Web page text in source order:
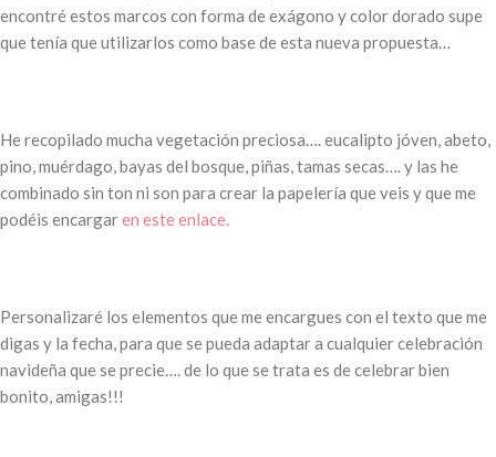
encontré estos marcos con forma de exágono y color dorado supe
que tenía que utilizarlos como base de esta nueva propuesta…
He recopilado mucha vegetación preciosa…. eucalipto jóven, abeto,
pino, muérdago, bayas del bosque, piñas, tamas secas…. y las he
combinado sin ton ni son para crear la papelería que veis y que me
podéis encargaren este enlace.
Personalizaré los elementos que me encargues con el texto que me
digas y la fecha, para que se pueda adaptar a cualquier celebración
navideña que se precie…. de lo que se trata es de celebrar bien
bonito, amigas!!!